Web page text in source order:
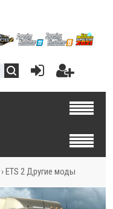
› ETS 2 Другие моды